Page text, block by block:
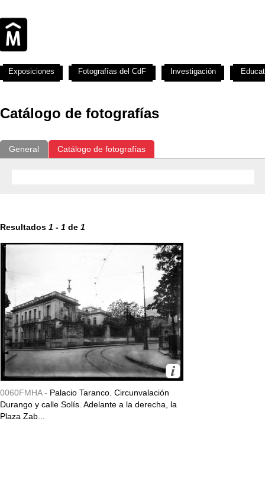
Catálogo de fotografías
General Catálogo de fotografías
Resultados 1 - 1 de 1
0060FMHA - Palacio Taranco. Circunvalación
Durango y calle Solís. Adelante a la derecha, la
Plaza Zab...
Exposiciones Fotografías del CdF Investigación